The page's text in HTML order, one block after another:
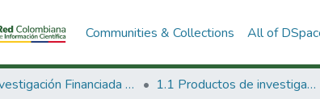
Communities & Collections All of
1. Investigación Financiada con Recursos Públicos 1.1 Productos de investigación